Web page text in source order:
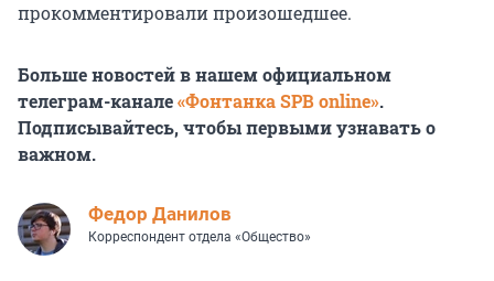
прокомментировали произошедшее.
Больше новостей в нашем официальном
телеграм-канале«Фонтанка SPB online».
Подписывайтесь, чтобы первыми узнавать о
важном.
Федор Данилов
Корреспондент отдела «Общество»